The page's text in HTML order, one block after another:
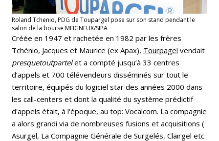
Roland Tchenio, PDG de Toupargel pose sur son stand pendant le
salon de la bourse MEIGNEUX/SIPA
Créée en 1947 et rachetée en 1982 par les frères
Tchénio, Jacques et Maurice (ex Apax), Tourpagel vendait
presquetoutpartelet a compté jusqu’à 33 centres
d’appels et 700 télévendeurs disséminés sur tout le
territoire, équipés du logiciel star des années 2000 dans
les call-centers et dont la qualité du système prédictif
d'appels était, à l'époque, au top: Vocalcom. La compagnie
a alors grandi via de nombreuses fusions et acquisitions (
Asurgel, La Compagnie Générale de Surgelés, Clairgel etc